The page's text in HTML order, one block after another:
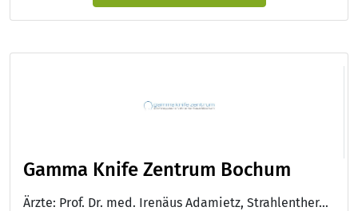
Gamma Knife Zentrum Bochum
Ärzte: Prof. Dr. med. Irenäus Adamietz, Strahlentherapeut und Radiologe, Geschäftsführung Gamma Knife Zentrum - Prof. Dr. med. Jan Boström, Neurochirurg und Radiochirurg, Ärztliche Leitung Gamma Knife Zentrum - Klaudia Dacuña da Silva, Ärztin und Medizinisch-technische Radiologieassistentin (MTRA)